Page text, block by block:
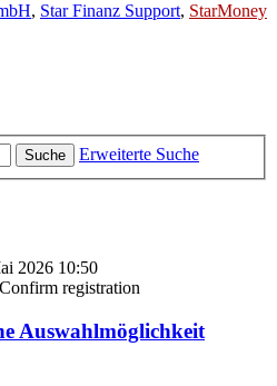
, Star Finanz Support, StarMoney
Suche
Erweiterte Suche
2026 10:50
Confirm registration
Auswahlmöglichkeit